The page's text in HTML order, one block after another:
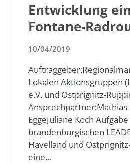
Entwicklung
Fontane-
10/04/2019
Lokalen Aktionsgruppen
e.V. und Ostprignitz-
Ansprechpartner:Mathias
EggeJuliane Koch
brandenburgischen
Havelland und
eine…